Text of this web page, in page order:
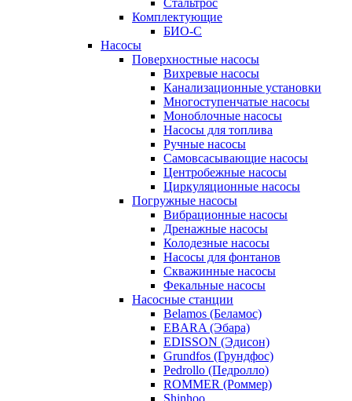
Стальтрос
Комплектующие
БИО-С
Насосы
Поверхностные насосы
Вихревые насосы
Канализационные установки
Многоступенчатые насосы
Моноблочные насосы
Насосы для топлива
Ручные насосы
Самовсасывающие насосы
Центробежные насосы
Циркуляционные насосы
Погружные насосы
Вибрационные насосы
Дренажные насосы
Колодезные насосы
Насосы для фонтанов
Скважинные насосы
Фекальные насосы
Насосные станции
Belamos (Беламос)
EBARA (Эбара)
EDISSON (Эдисон)
Grundfos (Грундфос)
Pedrollo (Педролло)
ROMMER (Роммер)
Shinhoo